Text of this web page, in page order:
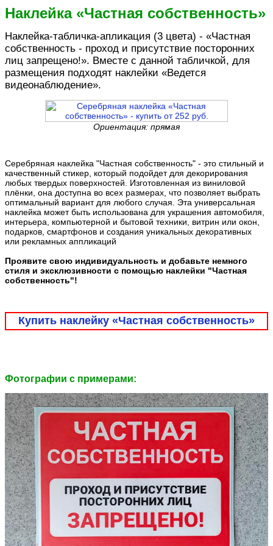
Наклейка «Частная собственность»
Наклейка-табличка-апликация (3 цвета) - «Частная
собственность - проход и присутствие посторонних
лиц запрещено!». Вместе с данной табличкой, для
размещения подходят наклейки «Ведется
видеонаблюдение».
Ориентация: прямая
Серебряная наклейка "Частная собственность" - это стильный и
качественный стикер, который подойдет для декорирования
любых твердых поверхностей. Изготовленная из виниловой
плёнки, она доступна во всех размерах, что позволяет выбрать
оптимальный вариант для любого случая. Эта универсальная
наклейка может быть использована для украшения автомобиля,
интерьера, компьютерной и бытовой техники, витрин или окон,
подарков, смартфонов и создания уникальных декоративных
или рекламных аппликаций
Проявите свою индивидуальность и добавьте немного
стиля и эксклюзивности с помощью наклейки "Частная
собственность"!
Купить наклейку «Частная собственность»
Фотографии c примерами: